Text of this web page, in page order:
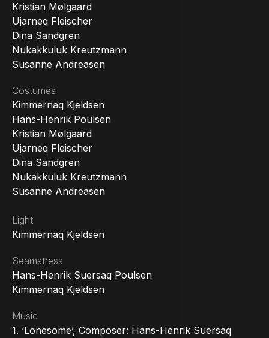
Kristian Mølgaard
Ujarneq Fleischer
Dina Sandgren
Nukakkuluk Kreutzmann
Susanne Andreasen
Costumes
Kimmernaq Kjeldsen
Hans-Henrik Poulsen
Kristian Mølgaard
Ujarneq Fleischer
Dina Sandgren
Nukakkuluk Kreutzmann
Susanne Andreasen
Light
Kimmernaq Kjeldsen
Seamstress
Hans-Henrik Suersaq Poulsen
Kimmernaq Kjeldsen
Music
1. ‘Lonesome’, Composer: Hans-Henrik Suersaq